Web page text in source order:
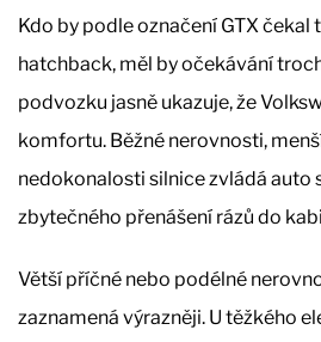
Kdo by podle označení GTX
hatchback, měl by očekávání
podvozku jasně ukazuje, že
komfortu. Běžné nerovnosti,
nedokonalosti silnice zvládá auto
zbytečného přenášení rázů do
Větší příčné nebo podélné
zaznamená výrazněji. U těžkého